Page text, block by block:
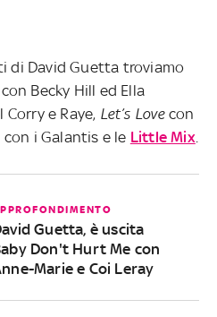
di David Guetta troviamo
Becky Hill ed Ella
e Raye, Let’s Love con
con i Galantis e le Little Mix.
Guetta, è uscita
Don't Hurt Me con
Marie e Coi Leray